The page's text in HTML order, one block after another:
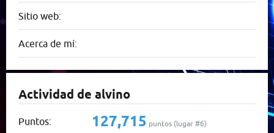
Sitio web:
Acerca de mí:
Actividad de alvino
Puntos: 127,715 puntos (lugar #6)